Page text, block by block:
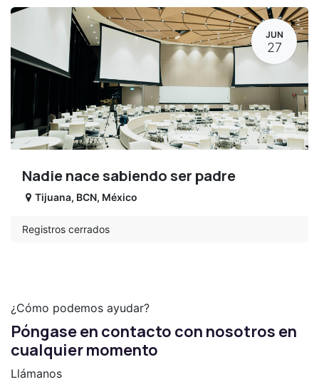
JUN
27
Nadie nace sabiendo ser padre
Tijuana, BCN, México
Registros cerrados
¿Cómo podemos ayudar?
Póngase en contacto con nosotros en
cualquier momento
Llámanos